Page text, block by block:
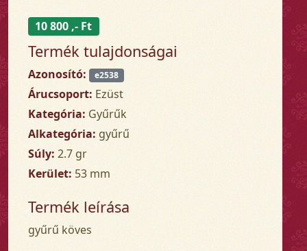
10 800 ,- Ft
Termék tulajdonságai
Azonosító: e2538
Árucsoport: Ezüst
Kategória: Gyűrűk
Alkategória: gyűrű
Súly: 2.7 gr
Kerület: 53 mm
Termék leírása
gyűrű köves